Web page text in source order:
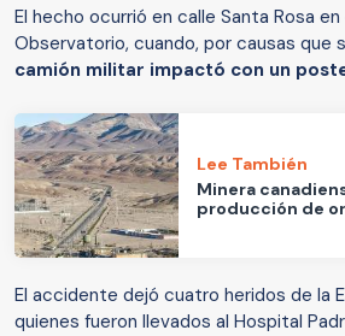
El hecho ocurrió en calle Santa Rosa
Observatorio, cuando, por causas que
camión militar impactó con un
Lee También
Minera
producción de
El accidente dejó cuatro heridos de la
quienes fueron llevados al Hospital